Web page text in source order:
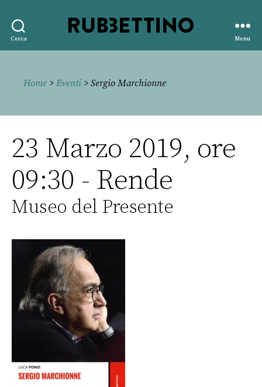
Cerca
editore
Menu
Home > Eventi > Sergio Marchionne
23 Marzo 2019, ore
09:30 - Rende
Museo del Presente